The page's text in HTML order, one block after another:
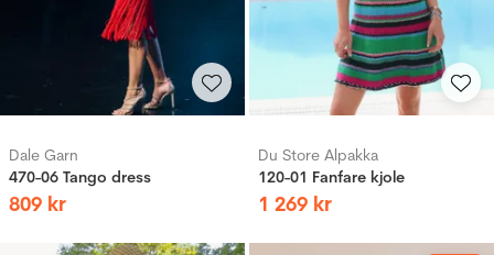
Dale Garn
470-06 Tango dress
809 kr
Du Store Alpakka
120-01 Fanfare kjole
1 269 kr